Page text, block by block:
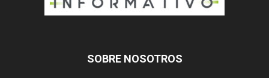
SOBRE NOSOTROS